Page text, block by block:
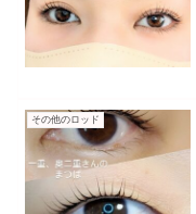
その他のロッド